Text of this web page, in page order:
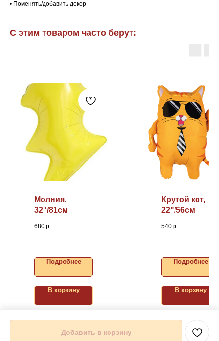
Добавить в корзину
• Поменять/добавить декор
С этим товаром часто берут:
Молния,
32"/81см
680 р.
Подробнее
В корзину
Крутой кот,
22"/56см
540 р.
Подробнее
В корзину